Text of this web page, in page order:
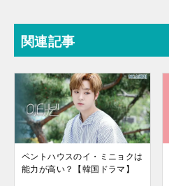
関連記事
ペントハウスのイ・ミニョクは
能力が高い？【韓国ドラマ】